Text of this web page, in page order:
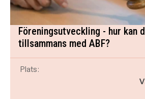
Föreningsutveckling - hur kan
tillsammans med ABF?
Plats: